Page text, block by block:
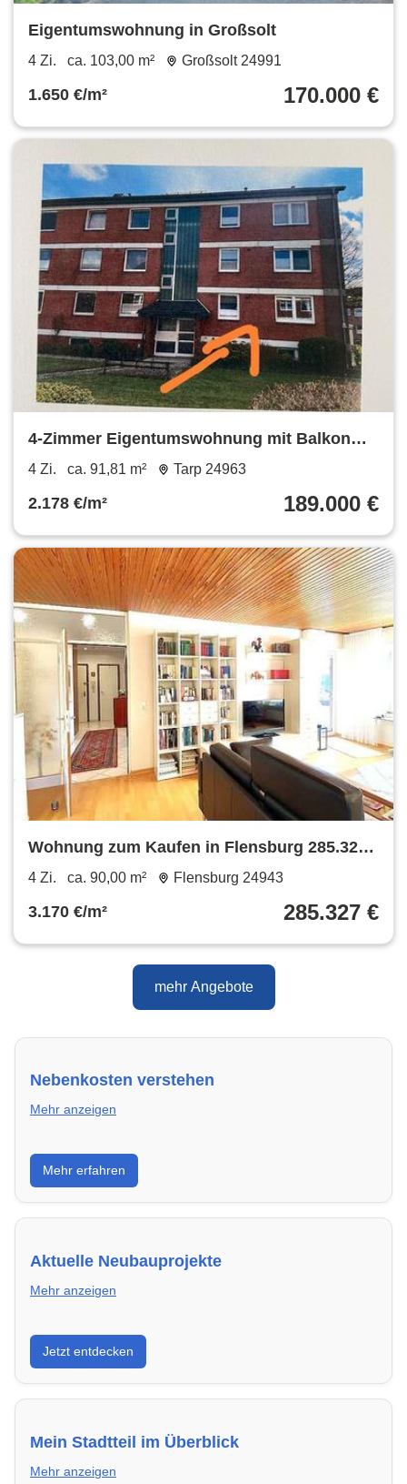
Eigentumswohnung in Großsolt
4 Zi. ca. 103,00 m² Großsolt 24991
1.650 €/m² 170.000 €
4-Zimmer Eigentumswohnung mit Balkon
(Hochparterre) in Tarp
4 Zi. ca. 91,81 m² Tarp 24963
2.178 €/m² 189.000 €
Wohnung zum Kaufen in Flensburg 285.327
€ 90 m²
4 Zi. ca. 90,00 m² Flensburg 24943
3.170 €/m² 285.327 €
mehr Angebote
Nebenkosten verstehen
Mehr anzeigen
Erfahre, welche Nebenkosten rechtmäßig sind und
wie du deine monatliche Belastung optimieren
kannst.
Mehr erfahren
Aktuelle Neubauprojekte
Mehr anzeigen
Entdecke Neubauprojekte in Flensburg – modern,
energieeffizient und sofort bezugsfertig.
Jetzt entdecken
Mein Stadtteil im Überblick
Mehr anzeigen